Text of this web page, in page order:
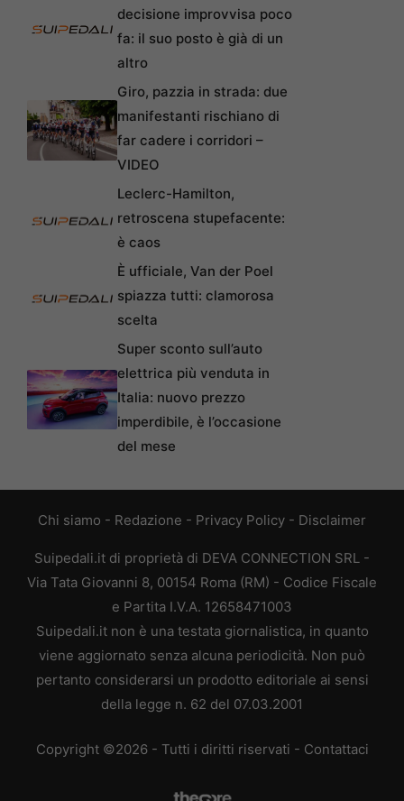
decisione improvvisa poco
fa: il suo posto è già di un
altro
Giro, pazzia in strada: due
manifestanti rischiano di
far cadere i corridori –
VIDEO
Leclerc-Hamilton,
retroscena stupefacente:
è caos
È ufficiale, Van der Poel
spiazza tutti: clamorosa
scelta
Super sconto sull’auto
elettrica più venduta in
Italia: nuovo prezzo
imperdibile, è l’occasione
del mese
Chi siamo - Redazione - Privacy Policy - Disclaimer
Suipedali.it di proprietà di DEVA CONNECTION SRL -
Via Tata Giovanni 8, 00154 Roma (RM) - Codice Fiscale
e Partita I.V.A. 12658471003
Suipedali.it non è una testata giornalistica, in quanto
viene aggiornato senza alcuna periodicità. Non può
pertanto considerarsi un prodotto editoriale ai sensi
della legge n. 62 del 07.03.2001
Copyright ©2026 - Tutti i diritti riservati - Contattaci